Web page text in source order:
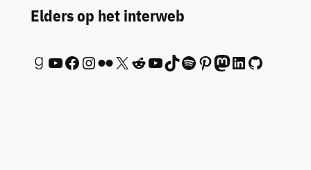
Elders op het interweb
Goodreads YouTube Facebook InstagramFlickr X Reddit YouTube TikTok Spotify Pinterest Mastodon LinkedIn GitHub